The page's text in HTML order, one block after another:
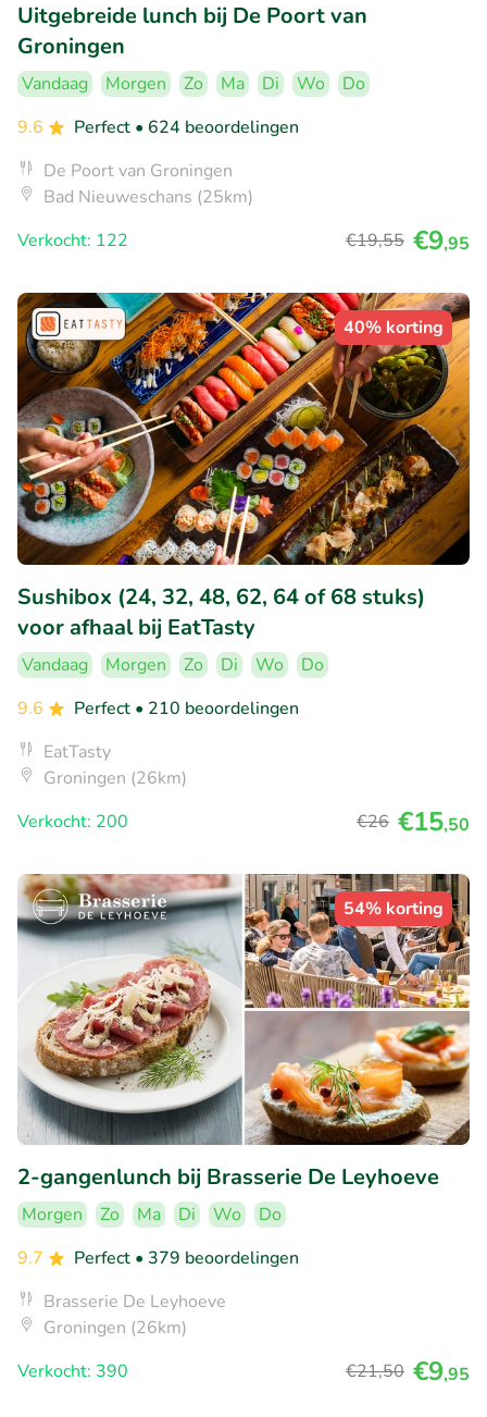
Uitgebreide lunch bij De Poort van
Groningen
Vandaag Morgen Zo Ma Di Wo
Do
9.6
Perfect • 624 beoordelingen
De Poort van Groningen
Bad Nieuweschans (25km)
Verkocht: 122
€19,55 €9,95
40% korting
Sushibox (24, 32, 48, 62, 64 of 68 stuks)
voor afhaal bij EatTasty
Vandaag Morgen Zo Di Wo
Do
9.6
Perfect • 210 beoordelingen
EatTasty
Groningen (26km)
Verkocht: 200
€26 €15,50
54% korting
2-gangenlunch bij Brasserie De Leyhoeve
Morgen Zo Ma Di Wo
Do
9.7
Perfect • 379 beoordelingen
Brasserie De Leyhoeve
Groningen (26km)
Verkocht: 390
€21,50 €9,95